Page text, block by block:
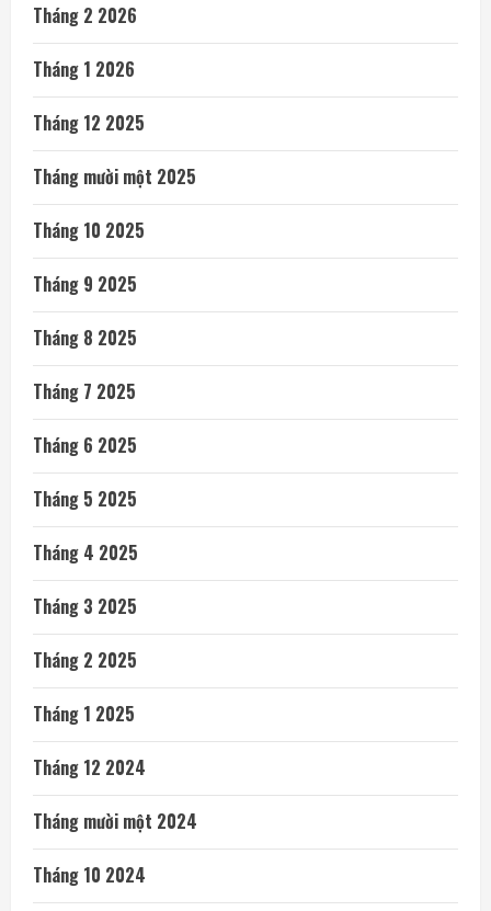
Tháng 2 2026
Tháng 1 2026
Tháng 12 2025
Tháng mười một 2025
Tháng 10 2025
Tháng 9 2025
Tháng 8 2025
Tháng 7 2025
Tháng 6 2025
Tháng 5 2025
Tháng 4 2025
Tháng 3 2025
Tháng 2 2025
Tháng 1 2025
Tháng 12 2024
Tháng mười một 2024
Tháng 10 2024